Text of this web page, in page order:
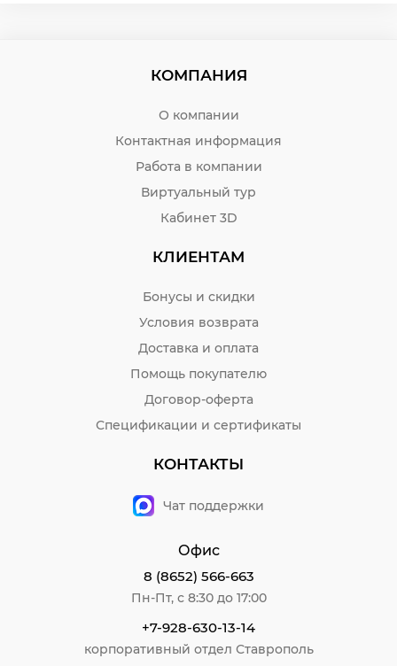
КОМПАНИЯ
О компании
Контактная информация
Работа в компании
Виртуальный тур
Кабинет 3D
КЛИЕНТАМ
Бонусы и скидки
Условия возврата
Доставка и оплата
Помощь покупателю
Договор-оферта
Спецификации и сертификаты
КОНТАКТЫ
Чат поддержки
Офис
8 (8652) 566-663
Пн-Пт, с 8:30 до 17:00
+7-928-630-13-14
корпоративный отдел Ставрополь